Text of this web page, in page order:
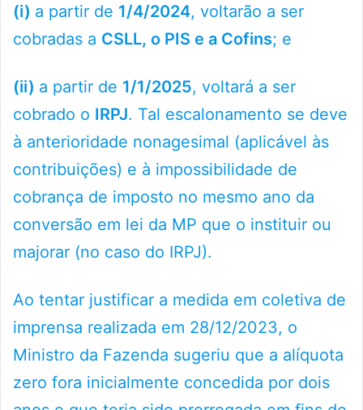
(i) a partir de 1/4/2024, voltarão a ser
cobradas a CSLL, o PIS e a Cofins; e
(ii) a partir de 1/1/2025, voltará a ser
cobrado o IRPJ. Tal escalonamento se deve
à anterioridade nonagesimal (aplicável às
contribuições) e à impossibilidade de
cobrança de imposto no mesmo ano da
conversão em lei da MP que o instituir ou
majorar (no caso do IRPJ).
Ao tentar justificar a medida em coletiva de
imprensa realizada em 28/12/2023, o
Ministro da Fazenda sugeriu que a alíquota
zero fora inicialmente concedida por dois